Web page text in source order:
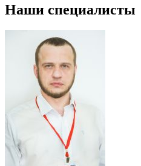
Наши специалисты